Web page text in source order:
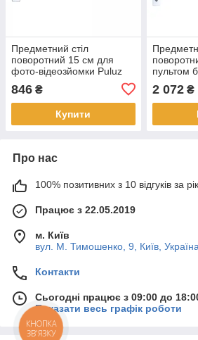
Предметний стіл
поворотний 15 см для
фото-відеозйомки Puluz
846 ₴
Купити
пультом
PU3131W
2 072₴
Про нас
100% позитивних з 10 відгуків за рік
Працює з 22.05.2019
м. Київ
вул. М. Тимошенко, 9, Київ, Україна
Контакти
Сьогодні працює з 09:00 до
Показати весь графік роботи
КНОПКА
ЗВ'ЯЗКУ